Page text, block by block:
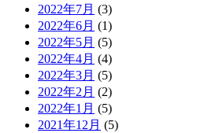
2022年7月 (3)
2022年6月 (1)
2022年5月 (5)
2022年4月 (4)
2022年3月 (5)
2022年2月 (2)
2022年1月 (5)
2021年12月 (5)